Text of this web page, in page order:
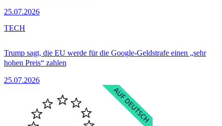
25.07.2026
Trump sagt, die EU werde für die Google-Geldstrafe einen „sehr
hohen Preis“ zahlen
25.07.2026
TECH